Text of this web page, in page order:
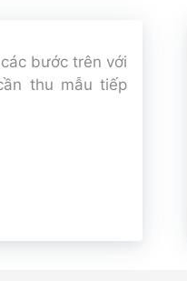
bước trên với
thu mẫu tiếp